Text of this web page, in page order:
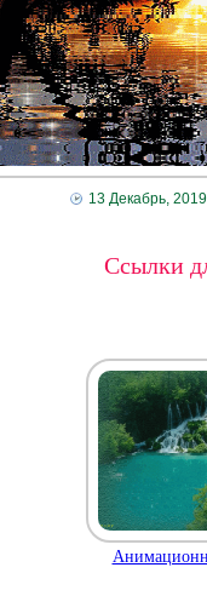
13 Декабрь, 2019
Ссылки